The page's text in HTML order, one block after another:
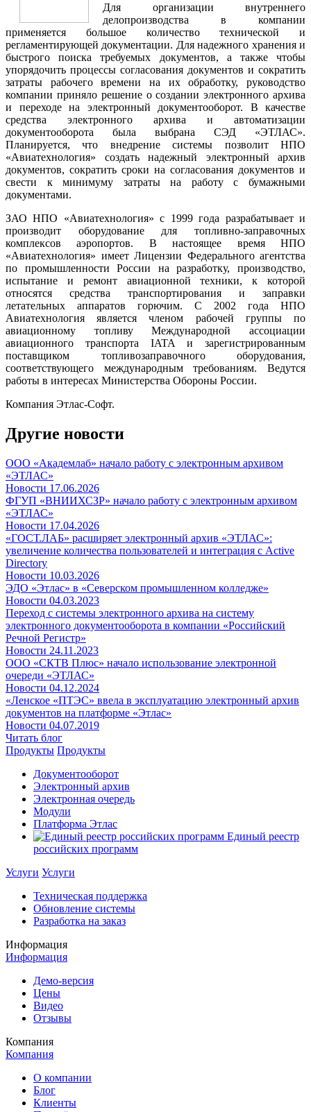
Для организации внутреннего
делопроизводства в компании
применяется большое количество технической и
регламентирующей документации. Для надежного хранения и
быстрого поиска требуемых документов, а также чтобы
упорядочить процессы согласования документов и сократить
затраты рабочего времени на их обработку, руководство
компании приняло решение о создании электронного архива
и переходе на электронный документооборот. В качестве
средства электронного архива и автоматизации
документооборота была выбрана СЭД «ЭТЛАС».
Планируется, что внедрение системы позволит НПО
«Авиатехнология» создать надежный электронный архив
документов, сократить сроки на согласования документов и
свести к минимуму затраты на работу с бумажными
документами.
ЗАО НПО «Авиатехнология» с 1999 года разрабатывает и
производит оборудование для топливно-заправочных
комплексов аэропортов. В настоящее время НПО
«Авиатехнология» имеет Лицензии Федерального агентства
по промышленности России на разработку, производство,
испытание и ремонт авиационной техники, к которой
относятся средства транспортирования и заправки
летательных аппаратов горючим. С 2002 года НПО
Авиатехнология является членом рабочей группы по
авиационному топливу Международной ассоциации
авиационного транспорта IATA и зарегистрированным
поставщиком топливозаправочного оборудования,
соответствующего международным требованиям. Ведутся
работы в интересах Министерства Обороны России.
Компания Этлас-Софт.
Другие новости
ООО «Академлаб» начало работу с электронным архивом
«ЭТЛАС»
Новости 17.06.2026
ФГУП «ВНИИХСЗР» начало работу с электронным архивом
«ЭТЛАС»
Новости 17.04.2026
«ГОСТ.ЛАБ» расширяет электронный архив «ЭТЛАС»:
увеличение количества пользователей и интеграция с Active
Directory
Новости 10.03.2026
ЭДО «Этлас» в «Северском промышленном колледже»
Новости 04.03.2023
Переход с системы электронного архива на систему
электронного документооборота в компании «Российский
Речной Регистр»
Новости 24.11.2023
ООО «СКТВ Плюс» начало использование электронной
очереди «ЭТЛАС»
Новости 04.12.2024
«Ленское «ПТЭС» ввела в эксплуатацию электронный архив
документов на платформе «Этлас»
Новости 04.07.2019
Читать блог
Продукты Продукты
Документооборот
Электронный архив
Электронная очередь
Модули
Платформа Этлас
Единый реестр
российских программ
Услуги Услуги
Техническая поддержка
Обновление системы
Разработка на заказ
Информация
Информация
Демо-версия
Цены
Видео
Отзывы
Компания
Компания
О компании
Блог
Клиенты